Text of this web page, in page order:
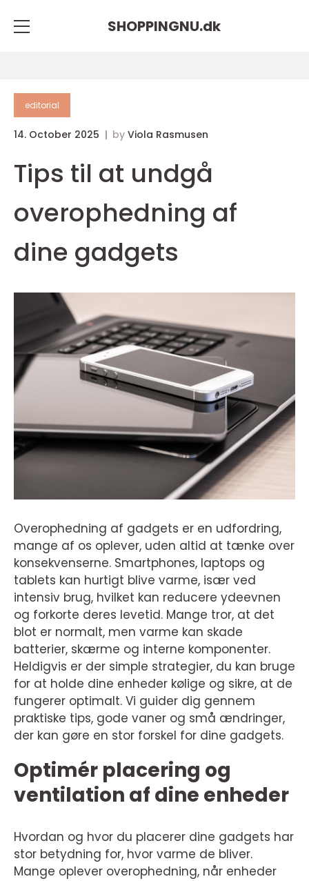
SHOPPINGNU.dk
editorial
14. October 2025 by Viola Rasmusen
Tips til at undgå
overophedning af
dine gadgets
Overophedning af gadgets er en udfordring,
mange af os oplever, uden altid at tænke over
konsekvenserne. Smartphones, laptops og
tablets kan hurtigt blive varme, især ved
intensiv brug, hvilket kan reducere ydeevnen
og forkorte deres levetid. Mange tror, at det
blot er normalt, men varme kan skade
batterier, skærme og interne komponenter.
Heldigvis er der simple strategier, du kan bruge
for at holde dine enheder kølige og sikre, at de
fungerer optimalt. Vi guider dig gennem
praktiske tips, gode vaner og små ændringer,
der kan gøre en stor forskel for dine gadgets.
Optimér placering og
ventilation af dine enheder
Hvordan og hvor du placerer dine gadgets har
stor betydning for, hvor varme de bliver.
Mange oplever overophedning, når enheder